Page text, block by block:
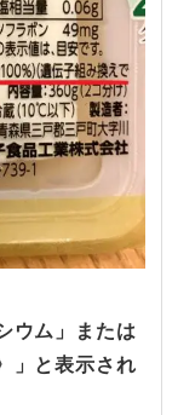
ウム」または
」 と表示され